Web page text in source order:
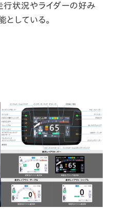
状況やライダーの好み
している。